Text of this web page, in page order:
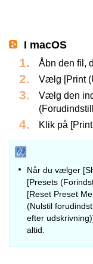
I macOS
Åbn den fil,
Vælg [Print
Vælg den
Klik på
Når du vælger
[Presets
[Reset Preset
(Nulstil
efter
altid.